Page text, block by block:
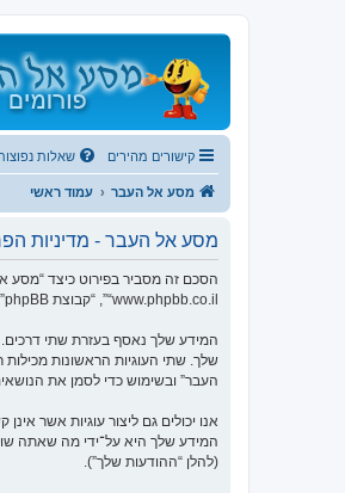
קישורים מהירים שאלות
מסע אל העבר עמוד ראשי
מסע אל העבר - מדיניות
“www.phpbb.co.il”, “קבוצת phpBB”, “צוות phpBB הישראלי”) משתמשים בכל מידע אשר נאסף במשך כל חיבור בשימוש שלך (להלן “המידע שלך”).
העבר” ובשימוש כדי לסמן את
המידע שלך היא על־ידי מה שאתה
(להלן “ההודעות שלך”).